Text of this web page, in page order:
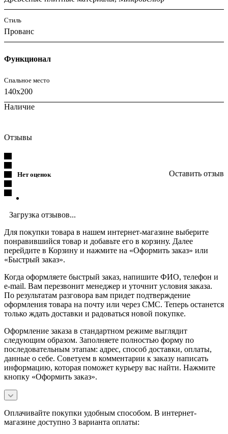
Стиль
Прованс
Функционал
Спальное место
140x200
Наличие
Отзывы
Нет оценок Оставить отзыв
Загрузка отзывов...
Для покупки товара в нашем интернет-магазине выберите
понравившийся товар и добавьте его в корзину. Далее
перейдите в Корзину и нажмите на «Оформить заказ» или
«Быстрый заказ».
Когда оформляете быстрый заказ, напишите ФИО, телефон и
e-mail. Вам перезвонит менеджер и уточнит условия заказа.
По результатам разговора вам придет подтверждение
оформления товара на почту или через СМС. Теперь останется
только ждать доставки и радоваться новой покупке.
Оформление заказа в стандартном режиме выглядит
следующим образом. Заполняете полностью форму по
последовательным этапам: адрес, способ доставки, оплаты,
данные о себе. Советуем в комментарии к заказу написать
информацию, которая поможет курьеру вас найти. Нажмите
кнопку «Оформить заказ».
Оплачивайте покупки удобным способом. В интернет-
магазине доступно 3 варианта оплаты: